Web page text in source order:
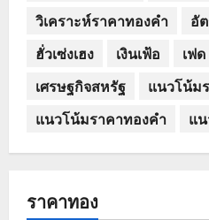
วิเคราะห์ราคาทองคำ
อั
ฮั่วเซ่งเฮง
เงินเฟ้อ เฟด
เศรษฐกิจสหรัฐ
แนวโน้ม
แนวโน้มราคาทองคำ
แ
ราคาทอง